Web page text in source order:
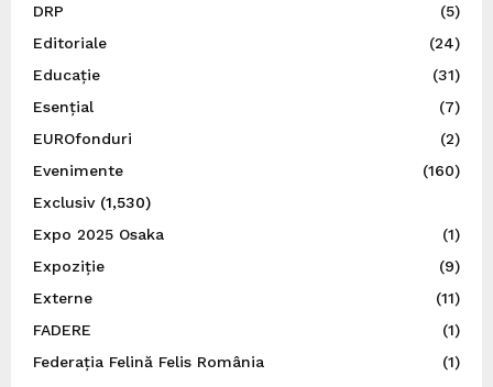
DRP
(5)
Editoriale
(24)
Educație
(31)
Esențial
(7)
EUROfonduri
(2)
Evenimente
(160)
Exclusiv(1,530)
Expo 2025 Osaka
(1)
Expoziție
(9)
Externe
(11)
FADERE
(1)
Federația Felină Felis România
(1)